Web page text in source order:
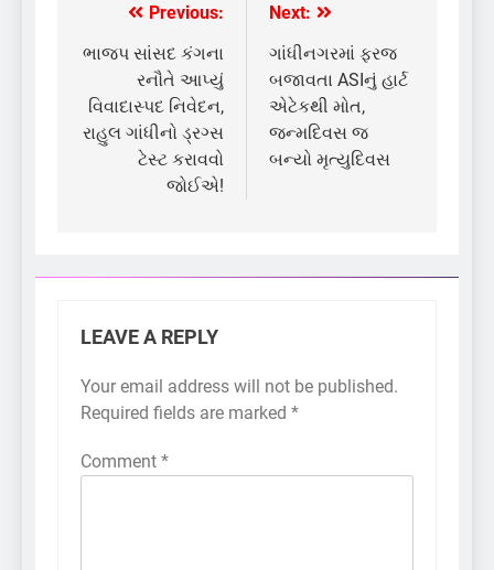
Post
navigation
Previous:
ભાજપ સાંસદ કંગના
રનૌતે આપ્યું
વિવાદાસ્પદ નિવેદન,
રાહુલ ગાંધીનો ડ્રગ્સ
ટેસ્ટ કરાવવો
જોઈએ!
Next:
ગાંધીનગરમાં ફરજ
બજાવતા ASIનું હાર્ટ
એટેકથી મોત,
જન્મદિવસ જ
બન્યો મૃત્યુદિવસ
LEAVE A REPLY
Your email address will not be published.
Required fields are marked *
Comment *